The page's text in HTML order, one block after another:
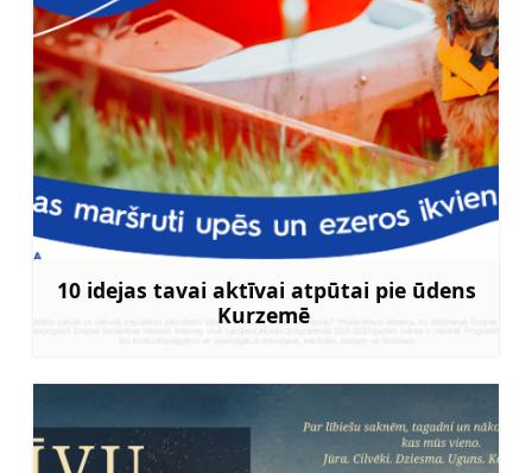
10 idejas tavai aktīvai atpūtai pie ūdens
Kurzemē